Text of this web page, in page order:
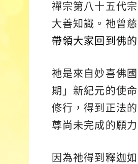
禪宗第八十五代
大善知識。祂曾
帶領大家回到佛
祂是來自妙喜佛
期」新紀元的使
修行，得到正法
尊尚未完成的願
因為祂得到釋迦